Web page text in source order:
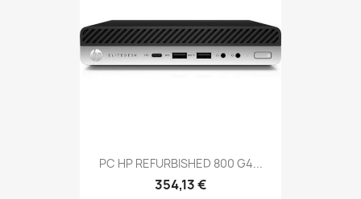
PC HP REFURBISHED 800 G4...
354,13 €